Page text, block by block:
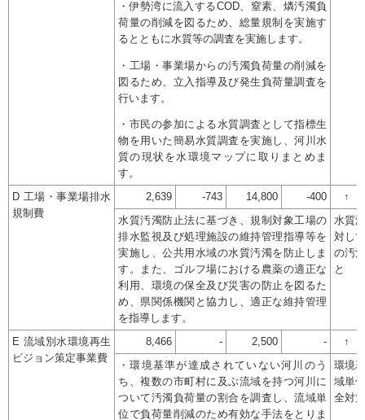
・伊勢湾に流入するCOD、窒素、燐汚濁負
荷量の削減を図るため、総量規制を実施す
るとともに水質等の調査を実施します。
・工場・事業場からの汚濁負荷量の削減を
図るため、立入指導及び発生負荷量調査を
行います。
・市民の参加による水質調査として指標生
物を用いた簡易水質調査を実施し、河川水
質の現状を水環境マップに取りまとめま
す。
D 工場・事業場排水
規制費
2,639 -743 14,800 -400 ↑
水質汚濁防止法に基づき、規制対象工場の
排水監視及び処理施設の維持管理指導等を
実施し、公共用水域の水質汚濁を防止しま
す。また、ゴルフ場における農薬の適正な
利用、環境の保全及び災害の防止を図るた
め、県関係機関と協力し、適正な維持管理
を指導します。
水質
対し
の汚
と
E 流域別水環境再生
ビジョン策定事業費
8,466 - 2,500 - ↑
・環境基準が達成されていない河川のう
ち、複数の市町村に及ぶ流域を持つ河川に
ついて汚濁負荷量の割合を調査し、流域単
位で負荷量削減のため有効な手法をとりま
環境
域単
全対